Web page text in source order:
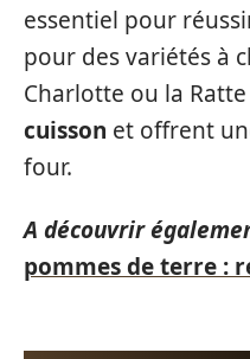
essentiel pour
pour des variétés à
Charlotte ou la
cuisson et offrent
four.
A découvrir
pommes de terre :